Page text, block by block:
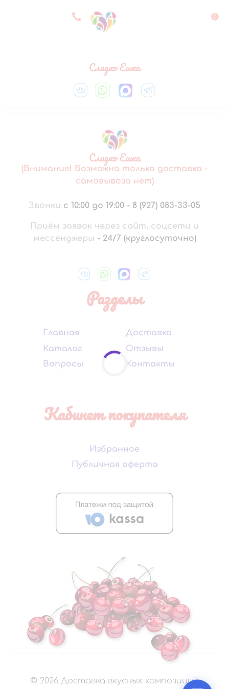
8 927 083 33 05 0
Сладко Ешка
Сладко Ешка
(Внимание! Возможна только доставка -
самовывоза нет)
Звонки с 10:00 до 19:00 - 8 (927) 083-33-05
Приём заявок через сайт, соцсети и
мессенджеры - 24/7 (круглосуточно)
Разделы
Главная
Каталог
Вопросы
Доставка
Отзывы
Контакты
Кабинет покупателя
Избранное
Публичная оферта
© 2026 Доставка вкусных композиций